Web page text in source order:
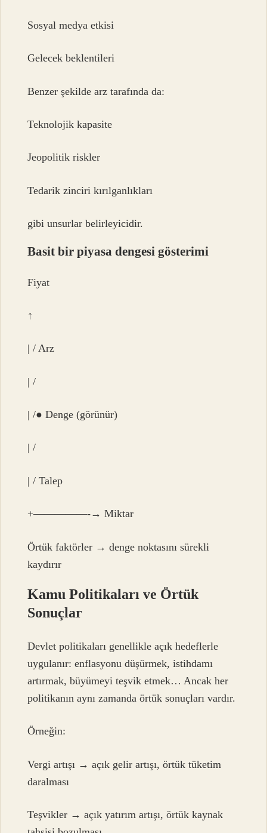
Sosyal medya etkisi
Gelecek beklentileri
Benzer şekilde arz tarafında da:
Teknolojik kapasite
Jeopolitik riskler
Tedarik zinciri kırılganlıkları
gibi unsurlar belirleyicidir.
Basit bir piyasa dengesi gösterimi
Fiyat
↑
| / Arz
| /
| /● Denge (görünür)
| /
| / Talep
+—————-→ Miktar
Örtük faktörler → denge noktasını sürekli
kaydırır
Kamu Politikaları ve Örtük
Sonuçlar
Devlet politikaları genellikle açık hedeflerle
uygulanır: enflasyonu düşürmek, istihdamı
artırmak, büyümeyi teşvik etmek… Ancak her
politikanın aynı zamanda örtük sonuçları vardır.
Örneğin:
Vergi artışı → açık gelir artışı, örtük tüketim
daralması
Teşvikler → açık yatırım artışı, örtük kaynak